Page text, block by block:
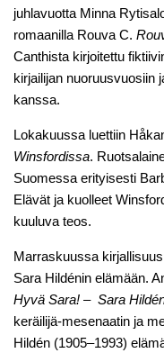
juhlavuotta Minna
romaanilla Rouva C.
Canthista kirjoitettu
kirjailijan nuoruusvuosiin
kanssa.
Lokakuussa luettiin
Winsfordissa.
Suomessa erityisesti
Elävät ja kuolleet
kuuluva teos.
Marraskuussa
Sara Hildénin elämään.
Hyvä Sara! – Sara
keräilijä-mesenaatin ja
Hildén (1905–1993)